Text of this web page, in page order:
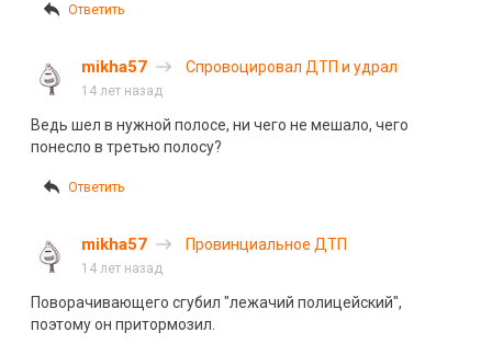
Ответить
mikha57 Спровоцировал ДТП и удрал
14 лет назад
Ведь шел в нужной полосе, ни чего не мешало, чего
понесло в третью полосу?
Ответить
mikha57 Провинциальное ДТП
14 лет назад
Поворачивающего сгубил "лежачий полицейский",
поэтому он притормозил.